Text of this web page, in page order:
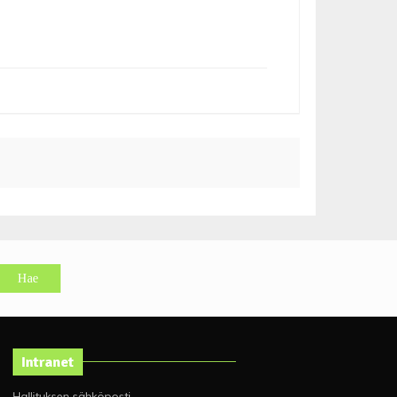
Intranet